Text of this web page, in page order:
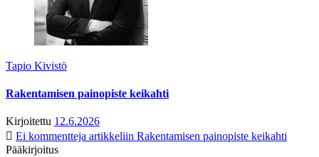
Tapio Kivistö
Rakentamisen painopiste keikahti
Kirjoitettu 12.6.2026
Ei kommentteja artikkeliin Rakentamisen painopiste keikahti
Pääkirjoitus